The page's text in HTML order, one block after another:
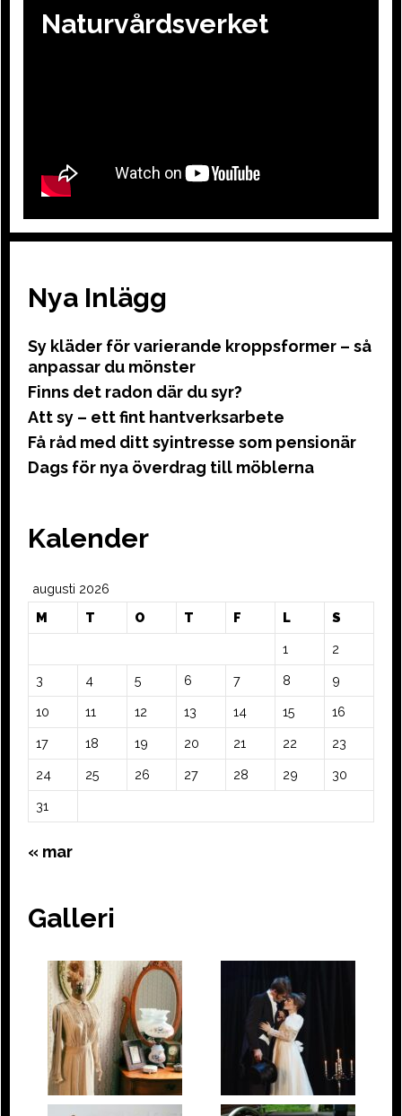
Naturvårdsverket
Nya Inlägg
Sy kläder för varierande kroppsformer – så
anpassar du mönster
Finns det radon där du syr?
Att sy – ett fint hantverksarbete
Få råd med ditt syintresse som pensionär
Dags för nya överdrag till möblerna
Kalender
augusti 2026
M
T O T F L S
1 2
3 4 5 6 7 8 9
10 11 12 13 14 15 16
17 18 19 20 21 22 23
24 25 26 27 28 29 30
31
« mar
Galleri